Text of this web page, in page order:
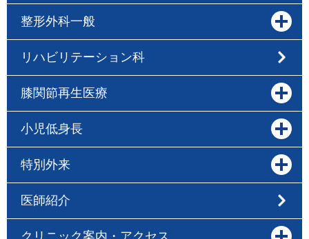
整形外科一般
リハビリテーション科
膝関節再生医療
小児低身長
特別外来
医師紹介
クリニック案内・アクセス